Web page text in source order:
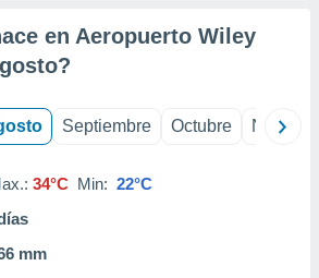
en Aeropuerto Wiley
?
Septiembre Octubre
34°C Min: 22°C
mm